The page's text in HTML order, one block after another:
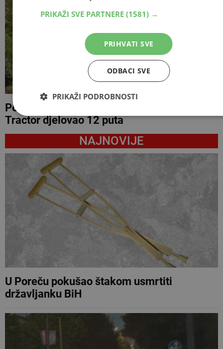
Požar kod Konjica i dalje aktivan, Air
Tractor djelovao 12 puta
NAJNOVIJE
U Poreču pokušao štakom usmrtiti
državljanku BiH
PRIKAŽI SVE PARTNERE (1581) →
PRIHVATI SVE
ODBACI SVE
PRIKAŽI PODROBNOSTI